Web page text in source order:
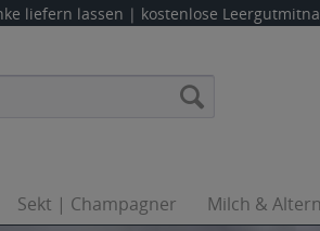
liefern lassen | kostenlose
Sekt | Champagner Milch &